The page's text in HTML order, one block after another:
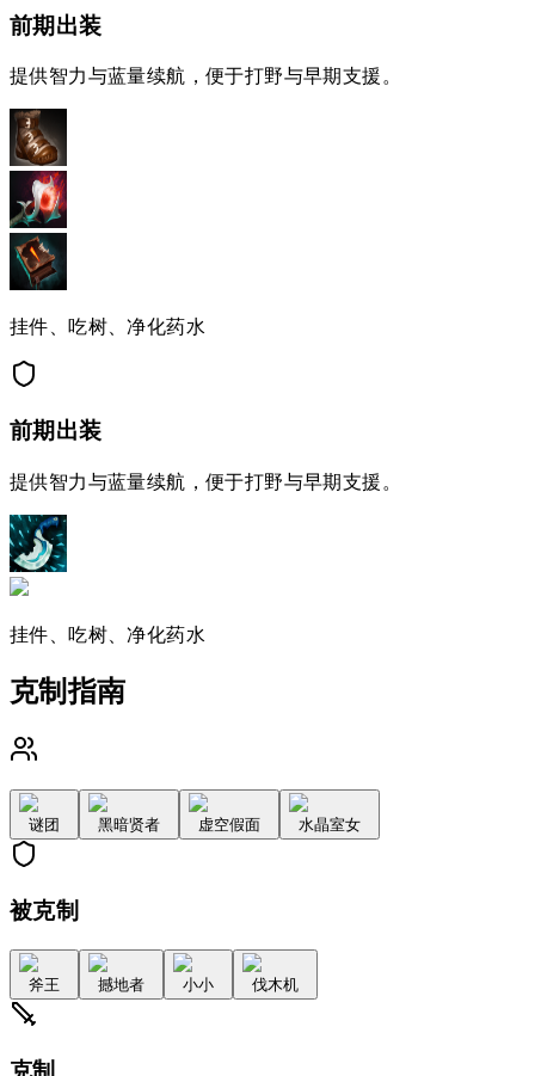
前期出装
提供智力与蓝量续航，便于打野与早期支援。
挂件、吃树、净化药水
前期出装
提供智力与蓝量续航，便于打野与早期支援。
挂件、吃树、净化药水
克制指南
谜团 黑暗贤者 虚空假面 水晶室女
被克制
斧王 撼地者 小小 伐木机
克制